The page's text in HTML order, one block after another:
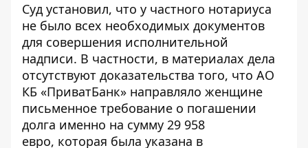
Суд установил, что у частного нотариуса
не было всех необходимых документов
для совершения исполнительной
надписи. В частности, в материалах дела
отсутствуют доказательства того, что АО
КБ «ПриватБанк» направляло женщине
письменное требование о погашении
долга именно на сумму 29 958
евро, которая была указана в